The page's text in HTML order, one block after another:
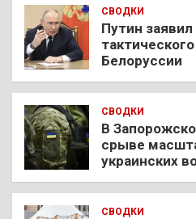
СВОДКИ
Путин
Белоруссии
СВОДКИ
В
срыве
украинских
СВОДКИ